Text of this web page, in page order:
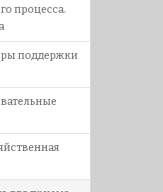
процесса.
поддержки